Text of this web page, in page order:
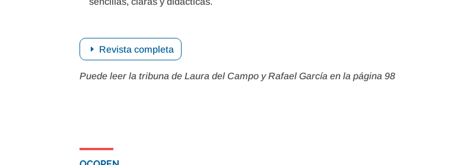
Revista completa
Puede leer la tribuna de Laura del Campo y Rafael García en la página 98